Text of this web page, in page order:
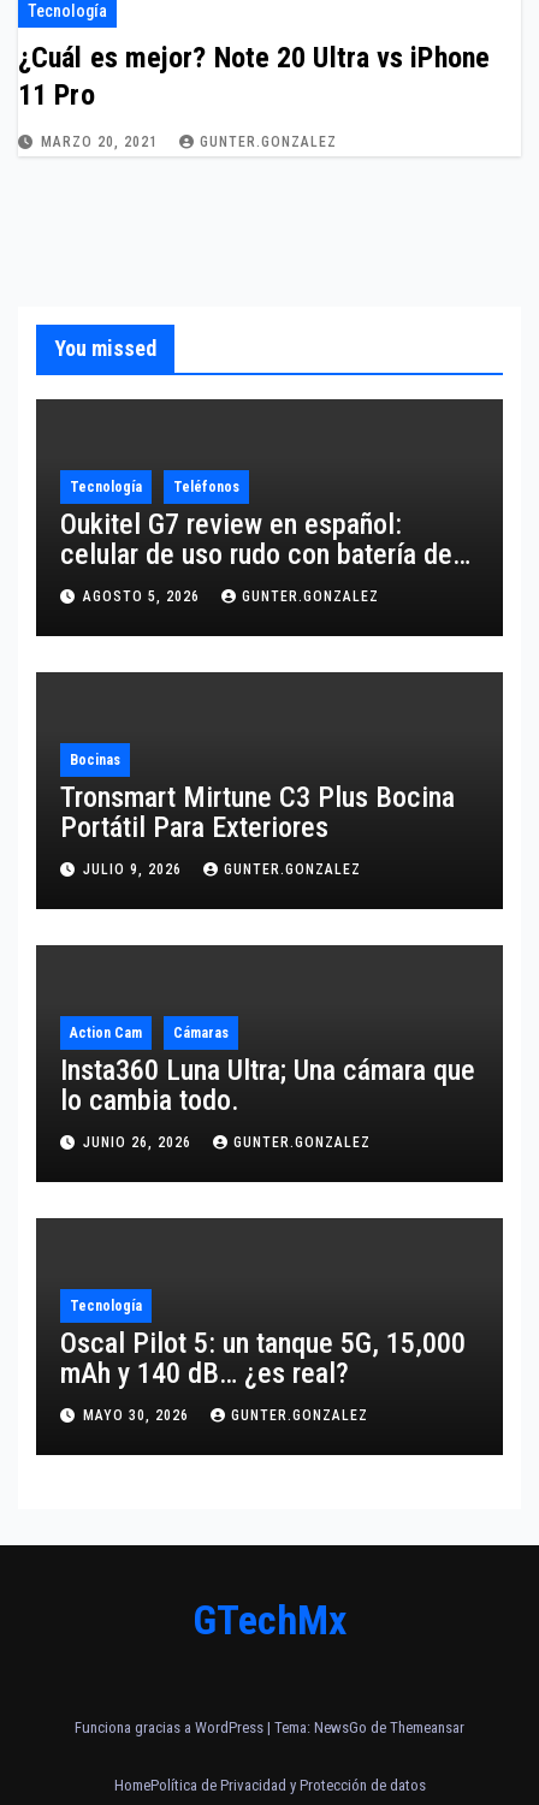
Tecnología
¿Cuál es mejor? Note 20 Ultra vs iPhone
11 Pro
MARZO 20, 2021 GUNTER.GONZALEZ
You missed
Tecnología Teléfonos
Oukitel G7 review en español:
celular de uso rudo con batería de
10,600 mAh
AGOSTO 5, 2026 GUNTER.GONZALEZ
Bocinas
Tronsmart Mirtune C3 Plus Bocina
Portátil Para Exteriores
JULIO 9, 2026 GUNTER.GONZALEZ
Action Cam Cámaras
Insta360 Luna Ultra; Una cámara que
lo cambia todo.
JUNIO 26, 2026 GUNTER.GONZALEZ
Tecnología
Oscal Pilot 5: un tanque 5G, 15,000
mAh y 140 dB… ¿es real?
MAYO 30, 2026 GUNTER.GONZALEZ
GTechMx
Funciona gracias a WordPress | Tema: NewsGo de Themeansar
HomePolítica de Privacidad y Protección de datos